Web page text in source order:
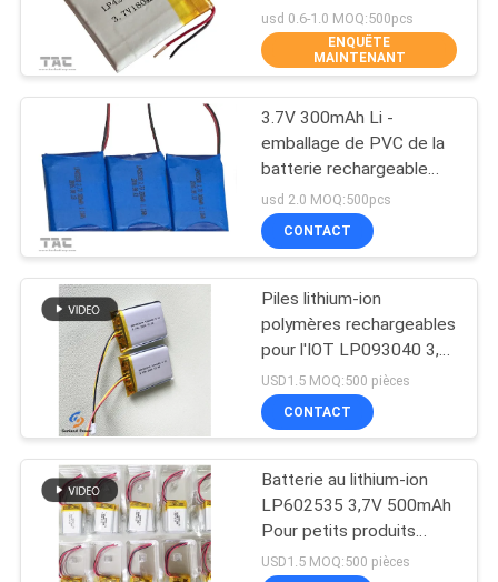
DEMANDEZ
UNE
CITATION
PLAN
SITE
PRIVACY
POLICY
batteries au lithium
ionique de polymère
63
Batterie de LiSOCl2
70
GSP422025
usd 0.6-1.0 MOQ:500pcs
ENQUÊTE
MAINTENANT
3.7V 300mAh Li -
emballage de PVC de la
batterie rechargeable
452530 de polymère
pour IOT
usd 2.0 MOQ:500pcs
CONTACT
Piles lithium-ion
polymères rechargeables
pour l'IOT LP093040 3,7
V 1000 mAh
USD1.5 MOQ:500 pièces
CONTACT
Batterie au lithium-ion
LP602535 3,7V 500mAh
Pour petits produits
ménagers
USD1.5 MOQ:500 pièces